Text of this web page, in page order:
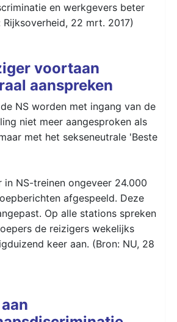
en werkgevers beter
22 mrt. 2017)
voortaan
aanspreken
NS worden met ingang van de
niet meer aangesproken als
met het sekseneutrale 'Beste
in NS-treinen ongeveer 24.000
afgespeeld. Deze
Op alle stations spreken
de reizigers wekelijks
keer aan. (Bron: NU, 28